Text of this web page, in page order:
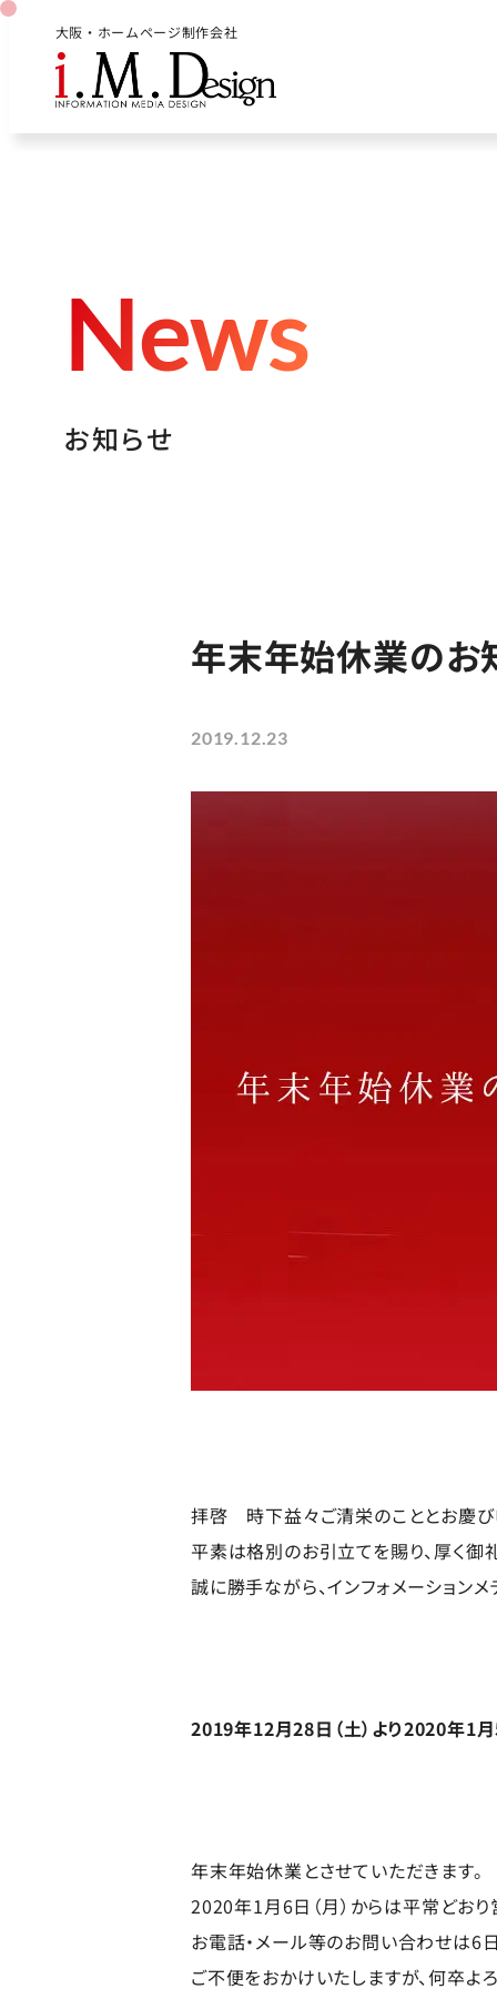
大阪・ホームページ制作会社
News
お知らせ
年末年始休業のお
2019.12.23
拝啓 時下益々ご清栄のこととお慶び
平素は格別のお引立てを賜り、厚く御
誠に勝手ながら、インフォメーション
2019年12月28日（土）より2020年1月5
年末年始休業とさせていただきます。
2020年1月6日（月）からは平常どおり
お電話・メール等のお問い合わせは6
ご不便をおかけいたしますが、何卒よ